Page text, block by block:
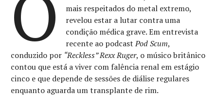
mais respeitados do metal extremo,
revelou estar a lutar contra uma
condição médica grave. Em entrevista
recente ao podcastPod Scum,
conduzido por “Reckless” Rexx Ruger, o músico britânico
contou que está a viver com falência renal em estágio
cinco e que depende de sessões de diálise regulares
enquanto aguarda um transplante de rim.